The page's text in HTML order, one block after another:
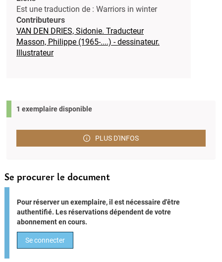
Est une traduction de : Warriors in winter
Contributeurs
VAN DEN DRIES, Sidonie. Traducteur
Masson, Philippe (1965-....) - dessinateur.
Illustrateur
1 exemplaire disponible
PLUS D'INFOS
Se procurer le document
Pour réserver un exemplaire, il est nécessaire d'être
authentifié. Les réservations dépendent de votre
abonnement en cours.
Se connecter